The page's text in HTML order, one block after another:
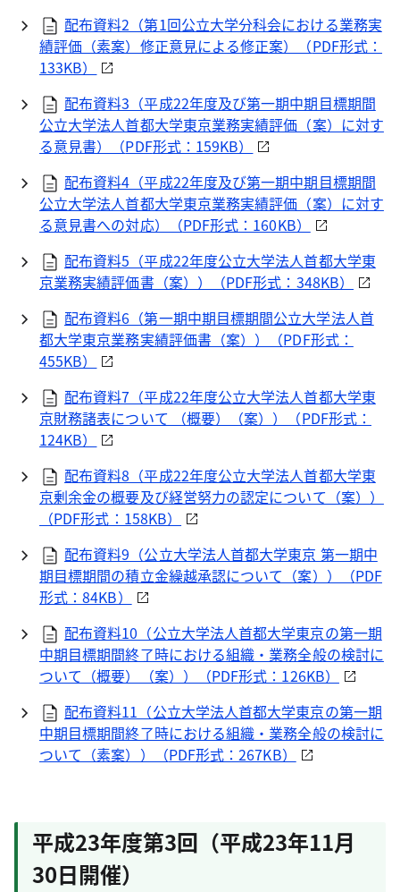
配布資料2（第1回公立大学分科会における業務実
績評価（素案）修正意見による修正案）（PDF形式：
133KB）
配布資料3（平成22年度及び第一期中期目標期間
公立大学法人首都大学東京業務実績評価（案）に対す
る意見書）（PDF形式：159KB）
配布資料4（平成22年度及び第一期中期目標期間
公立大学法人首都大学東京業務実績評価（案）に対す
る意見書への対応）（PDF形式：160KB）
配布資料5（平成22年度公立大学法人首都大学東
京業務実績評価書（案））（PDF形式：348KB）
配布資料6（第一期中期目標期間公立大学法人首
都大学東京業務実績評価書（案））（PDF形式：
455KB）
配布資料7（平成22年度公立大学法人首都大学東
京財務諸表について （概要）（案））（PDF形式：
124KB）
配布資料8（平成22年度公立大学法人首都大学東
京剰余金の概要及び経営努力の認定について（案））
（PDF形式：158KB）
配布資料9（公立大学法人首都大学東京 第一期中
期目標期間の積立金繰越承認について（案））（PDF
形式：84KB）
配布資料10（公立大学法人首都大学東京の第一期
中期目標期間終了時における組織・業務全般の検討に
ついて（概要）（案））（PDF形式：126KB）
配布資料11（公立大学法人首都大学東京の第一期
中期目標期間終了時における組織・業務全般の検討に
ついて（素案））（PDF形式：267KB）
平成23年度第3回（平成23年11月
30日開催）